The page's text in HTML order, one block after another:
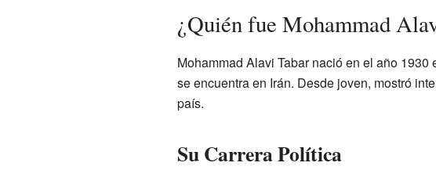
¿Quién fue Mohammad
Mohammad Alavi Tabar nació en el año
se encuentra en Irán. Desde joven, mostró
país.
Su Carrera Política